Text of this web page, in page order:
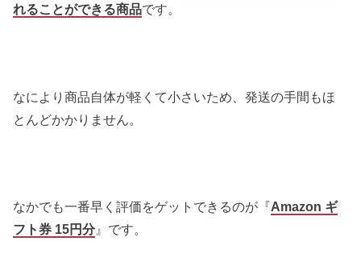
れることができる商品です。
なにより商品自体が軽くて小さいため、発送の手間もほ
とんどかかりません。
なかでも一番早く評価をゲットできるのが『Amazon ギ
フト券 15円分』です。